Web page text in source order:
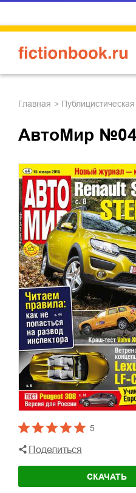
Главная
АвтоМир
5
Поделиться
СКАЧАТЬ